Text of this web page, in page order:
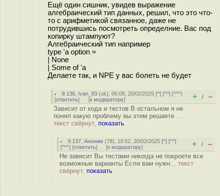
Ещё один сишник, увидев выражение
алгебраический тип данных, решил, что это что-
то с арифметикой связанное, даже не
потрудившись посмотреть определние. Вас под
копирку штампуют?
Алгебраический тип например
type 'a option =
| None
| Some of 'a
Делаете так, и NPE у вас болеть не будет
8.136 Ivan_83 (ok), 06:08, 20/02/2025 [^] [^^] [^^^]
[ответить] [к модератору] + / –
Зависит от кода и тестов В остальном я не
понял какую проблему вы этим решаете ...
текст свёрнут, показать
9.137 ,Аноним (78), 10:52, 20/02/2025 [^] [^^]
[^^^] [ответить] [к модератору] + / –
Не зависит Вы тестами никогда не покроете все
возможные варианты Если вам нужн... текст
свёрнут, показать